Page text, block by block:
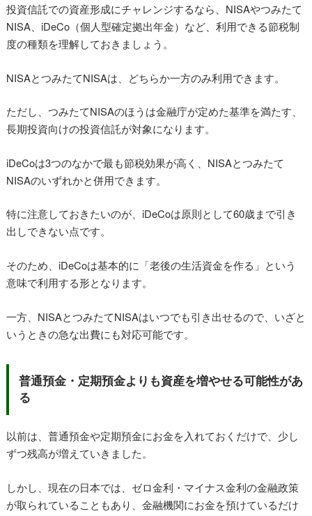
投資信託での資産形成にチャレンジするなら、NISAやつみたて
NISA、iDeCo（個人型確定拠出年金）など、利用できる節税制
度の種類を理解しておきましょう。
NISAとつみたてNISAは、どちらか一方のみ利用できます。
ただし、つみたてNISAのほうは金融庁が定めた基準を満たす、
長期投資向けの投資信託が対象になります。
iDeCoは3つのなかで最も節税効果が高く、NISAとつみたて
NISAのいずれかと併用できます。
特に注意しておきたいのが、iDeCoは原則として60歳まで引き
出しできない点です。
そのため、iDeCoは基本的に「老後の生活資金を作る」という
意味で利用する形となります。
一方、NISAとつみたてNISAはいつでも引き出せるので、いざと
いうときの急な出費にも対応可能です。
普通預金・定期預金よりも資産を増やせる可能性があ
る
以前は、普通預金や定期預金にお金を入れておくだけで、少し
ずつ残高が増えていきました。
しかし、現在の日本では、ゼロ金利・マイナス金利の金融政策
が取られていることもあり、金融機関にお金を預けているだけ